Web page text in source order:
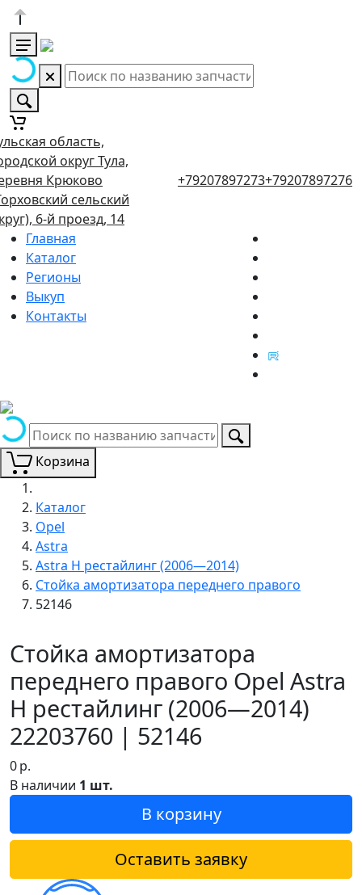
область,
округ Тула,
Крюково
сельский
6-й проезд, 14
+79207897273+79207897276
Главная
Каталог
Регионы
Выкуп
Контакты
Корзина
Каталог
Opel
Astra
Astra H рестайлинг (2006—2014)
Стойка амортизатора переднего правого
52146
Стойка амортизатора
переднего правого Opel Astra
H рестайлинг (2006—2014)
22203760 | 52146
0р.
В наличии 1 шт.
В корзину
Оставить заявку